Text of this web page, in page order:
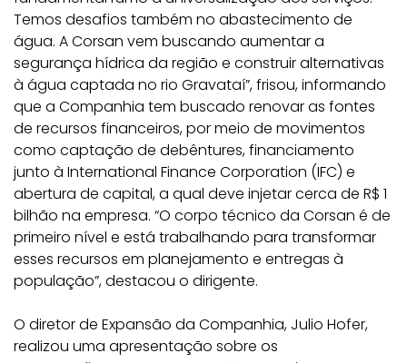
Temos desafios também no abastecimento de
água. A Corsan vem buscando aumentar a
segurança hídrica da região e construir alternativas
à água captada no rio Gravataí”, frisou, informando
que a Companhia tem buscado renovar as fontes
de recursos financeiros, por meio de movimentos
como captação de debêntures, financiamento
junto à International Finance Corporation (IFC) e
abertura de capital, a qual deve injetar cerca de R$ 1
bilhão na empresa. “O corpo técnico da Corsan é de
primeiro nível e está trabalhando para transformar
esses recursos em planejamento e entregas à
população”, destacou o dirigente.
O diretor de Expansão da Companhia, Julio Hofer,
realizou uma apresentação sobre os